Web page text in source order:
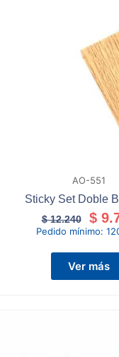
AO-551
Sticky Set Doble
$12.240 $
Pedido mínimo:
Ver más